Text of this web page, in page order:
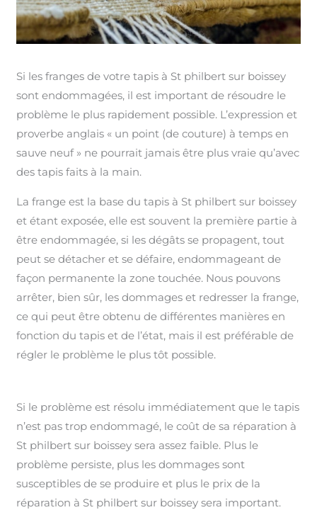
Si les franges de votre tapis à St philbert sur boissey
sont endommagées, il est important de résoudre le
problème le plus rapidement possible. L’expression et
proverbe anglais « un point (de couture) à temps en
sauve neuf » ne pourrait jamais être plus vraie qu’avec
des tapis faits à la main.
La frange est la base du tapis à St philbert sur boissey
et étant exposée, elle est souvent la première partie à
être endommagée, si les dégâts se propagent, tout
peut se détacher et se défaire, endommageant de
façon permanente la zone touchée. Nous pouvons
arrêter, bien sûr, les dommages et redresser la frange,
ce qui peut être obtenu de différentes manières en
fonction du tapis et de l’état, mais il est préférable de
régler le problème le plus tôt possible.
Si le problème est résolu immédiatement que le tapis
n’est pas trop endommagé, le coût de sa réparation à
St philbert sur boissey sera assez faible. Plus le
problème persiste, plus les dommages sont
susceptibles de se produire et plus le prix de la
réparation à St philbert sur boissey sera important.